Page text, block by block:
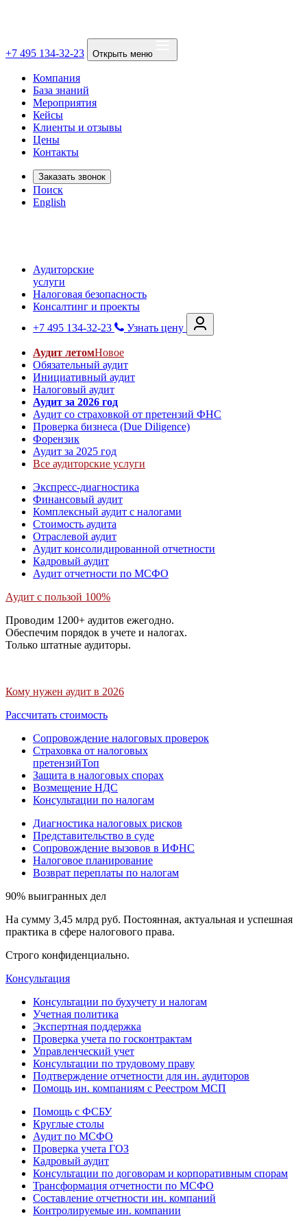
+7 495 134-32-23 Открыть меню
Компания
База знаний
Мероприятия
Кейсы
Клиенты и отзывы
Цены
Контакты
Заказать звонок
Поиск
English
Аудиторские
услуги
Налоговая безопасность
Консалтинг и проекты
+7 495 134-32-23
Узнать цену
Аудит летомНовое
Обязательный аудит
Инициативный аудит
Налоговый аудит
Аудит за 2026 год
Аудит со страховкой от претензий ФНС
Проверка бизнеса (Due Diligence)
Форензик
Аудит за 2025 год
Все аудиторские услуги
Экспресс-диагностика
Финансовый аудит
Комплексный аудит с налогами
Стоимость аудита
Отраслевой аудит
Аудит консолидированной отчетности
Кадровый аудит
Аудит отчетности по МСФО
Аудит с пользой 100%
Проводим 1200+ аудитов ежегодно.
Обеспечим порядок в учете и налогах.
Только штатные аудиторы.
Кому нужен аудит в 2026
Рассчитать стоимость
Сопровождение налоговых проверок
Страховка от налоговых
претензийТоп
Защита в налоговых спорах
Возмещение НДС
Консультации по налогам
Диагностика налоговых рисков
Представительство в суде
Сопровождение вызовов в ИФНС
Налоговое планирование
Возврат переплаты по налогам
90% выигранных дел
На сумму 3,45 млрд руб. Постоянная, актуальная и успешная
практика в сфере налогового права.
Строго конфиденциально.
Консультация
Консультации по бухучету и налогам
Учетная политика
Экспертная поддержка
Проверка учета по госконтрактам
Управленческий учет
Консультации по трудовому праву
Подтверждение отчетности для ин. аудиторов
Помощь ин. компаниям с Реестром МСП
Помощь с ФСБУ
Круглые столы
Аудит по МСФО
Проверка учета ГОЗ
Кадровый аудит
Консультации по договорам и корпоративным спорам
Трансформация отчетности по МСФО
Составление отчетности ин. компаний
Контролируемые ин. компании